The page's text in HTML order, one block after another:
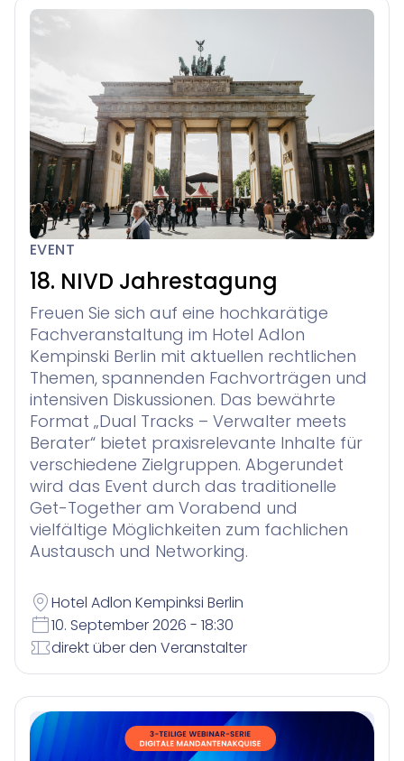
EVENT
18. NIVD Jahrestagung
Freuen Sie sich auf eine hochkarätige
Fachveranstaltung im Hotel Adlon
Kempinski Berlin mit aktuellen rechtlichen
Themen, spannenden Fachvorträgen und
intensiven Diskussionen. Das bewährte
Format „Dual Tracks – Verwalter meets
Berater“ bietet praxisrelevante Inhalte für
verschiedene Zielgruppen. Abgerundet
wird das Event durch das traditionelle
Get-Together am Vorabend und
vielfältige Möglichkeiten zum fachlichen
Austausch und Networking.
Hotel Adlon Kempinksi Berlin
10. September 2026 - 18:30
direkt über den Veranstalter